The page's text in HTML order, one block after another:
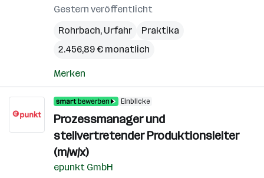
Gestern veröffentlicht
Rohrbach, Urfahr
Praktika
2.456,89 € monatlich
Merken
Einblicke
Prozessmanager und
stellvertretender Produktionsleiter
(m/w/x)
epunkt GmbH